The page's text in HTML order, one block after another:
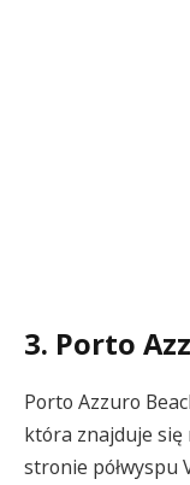
3. Porto
Porto Azzuro
która znajduje się
stronie półwyspu